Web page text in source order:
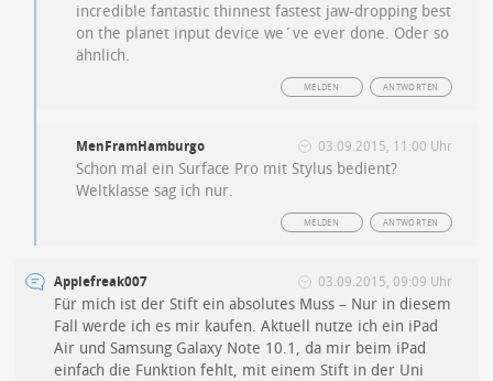
incredible fantastic thinnest fastest jaw-dropping best
on the planet input device we´ve ever done. Oder so
ähnlich.
ANTWORTEN
MELDEN
MenFramHamburgo 03.09.2015, 11:00 Uhr
Schon mal ein Surface Pro mit Stylus bedient?
Weltklasse sag ich nur.
ANTWORTEN
MELDEN
Applefreak007 03.09.2015, 09:09 Uhr
Für mich ist der Stift ein absolutes Muss – Nur in diesem
Fall werde ich es mir kaufen. Aktuell nutze ich ein iPad
Air und Samsung Galaxy Note 10.1, da mir beim iPad
einfach die Funktion fehlt, mit einem Stift in der Uni